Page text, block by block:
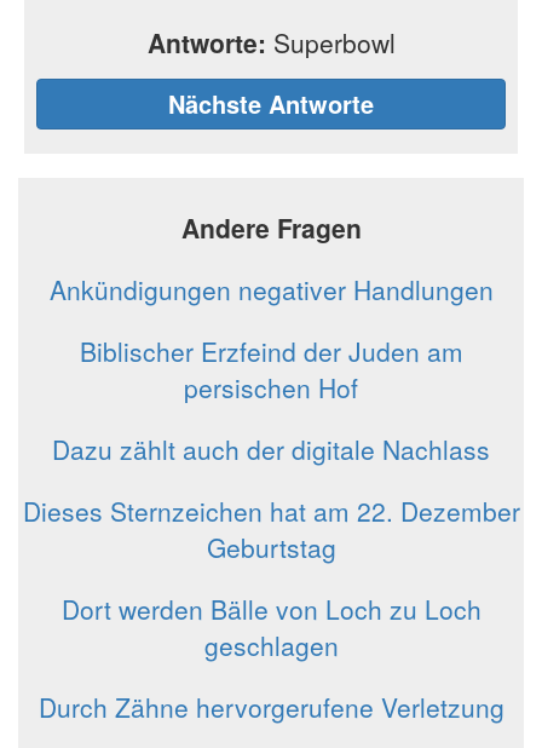
Antworte: Superbowl
Nächste Antworte
Andere Fragen
Ankündigungen negativer Handlungen
Biblischer Erzfeind der Juden am
persischen Hof
Dazu zählt auch der digitale Nachlass
Dieses Sternzeichen hat am 22. Dezember
Geburtstag
Dort werden Bälle von Loch zu Loch
geschlagen
Durch Zähne hervorgerufene Verletzung